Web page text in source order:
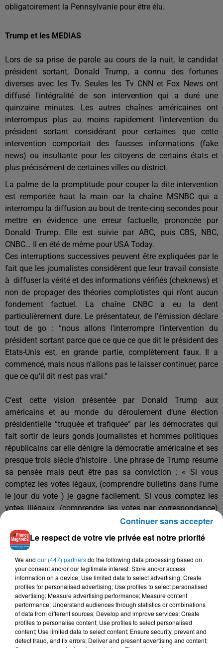
obligatoirement la Pennsylvanie pour être élu.
Trump et les MEDIAS
Lors de sa prise de parole au cours de la nuit, le candidat
président sortant, Donald Trump, a connu des fortunes
diverses avec les Tv. Seules les Tv CNN et Fox News ont
diffusé l'intégralité de son intervention qui a duré une
quinzaine minutes. Les autres chaînes américaines ont
interrompus plus au moins rapidement l’intervention du
président sortant considérant pour certaines que cette
intervention comportait des fausses informations (fake
news) ou insultante pour les citoyens de certains états et
plus précisément de certaines villes ou district.
La palme de la promptitude pour couper la dite intervention
est remportée haut la main oar la chaîne MSNBC qui a
interrompu la diffusion au bout de trente-cinq secondes pour
mettre en évidence une erreur factuelle, prononcée par
Donald Trump. Elle est suivie par ABC, puis CBS, NBC,
CNBC… Il en été de même pour USA Today.
Ces interruptions successives peuvent être expliquées par le
fait que les journalistes considèrent que leur travail consiste
à diffuser la vérité et des informations vérifiés (cheknews) et
non de propager des théories complotistes qui n’ont aucun
fondement factuel. La chaîne CNBC a eu la dent
particulièrement dure. Le présentateur, de l’émission déclare
tout de go : “nous allons l'interrompre l’intervention du
président sortant parce que ce que ce que dit le président des
Etats-Unis est, en grande partie, complètement faux. Il a
commencé, mais nous n'allons pas le laisser continuer, parce
que ce qu’il dit n'est pas vrai.”
C’est cette vision présentée par Donald Trump aux
américains et au monde du déroulement d’une élection
présidentielle “truquée et trafiquée” par les démocrates qui
fait sortir de leurs gonds journalistes et hommes politiques
républicains car elle dénigre la démocratie américaine et ses
presque trois siècle d’histoire . Une phrase de Trump résume
sa pensée mais peut être pas sa conviction : « Si vous
comptez les votes légaux, (comprendre bulletins dans l’urne
le jour du vote ) je gagne facilement. Si vous comptez les
votes illégaux, (comprendre les votes par correspondance)
ils peuvent essayer de nous voler les élections ».
Cette phrase et ce déchaînement contraste avec l' expression
du candidat Joe Biden qui joue une attitude de sagesse et de
sérénité et affiche une assurance sans faille dans une
victoire à venir.
Parlant avant Donald Trump , il commence par dire sa
sympathie aux familles endeuillées par la pandémie Covid
19 avant de parler de l’élection en cours. Prenant le contre
pied du discours devenu habituel de son adversaire, le
Le respect de votre vie privée est notre priorité
We and our (447) partnersdo the following data processing based on
your consent and/or our legitimate interest: Store and/or access
information on a device; Use limited data to select advertising; Create
profiles for personalised advertising; Use profiles to select personalised
advertising; Measure advertising performance; Measure content
performance; Understand audiences through statistics or combinations
of data from different sources; Develop and improve services; Create
profiles to personalise content; Use profiles to select personalised
content; Use limited data to select content; Ensure security, prevent and
detect fraud, and fix errors; Deliver and present advertising and content;
Continuer sans accepter